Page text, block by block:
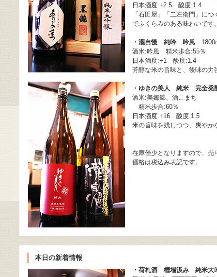
日本酒度:+2.5 酸度:1.4
「石田屋」「二左衛門」に
でふくらみのある味わいです
・瀧自慢 純吟 吟風
酒米:吟風 精米歩合:55％
日本酒度:+1 酸度:1.4
芳醇な米の旨味と、後味の
・ゆきの美人 純米 完全発
酒米:美郷錦、酒こまち
精米歩合:60％
日本酒度:+16 酸度:1.5
米の旨味を残しつつ、爽や
在庫僅少となりますので、
価格は税込み表記です。
本日の新着情報
・荷札酒 槽場汲み 純米大